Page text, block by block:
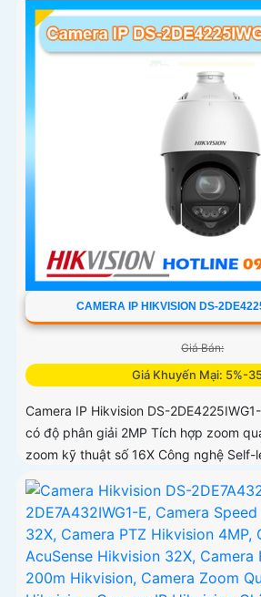
CAMERA IP HIKVISION DS-
Giá Bán:
Giá Khuyến Mại: 5%-
Camera IP Hikvision DS-
có độ phân giải 2MP Tích hợp zoom
zoom kỹ thuật số 16X Công nghệ Self-
độ lấy nét, trong khi AI AcuSense hỗ
phương tiện, chụp tối đa 5 khuôn mặt